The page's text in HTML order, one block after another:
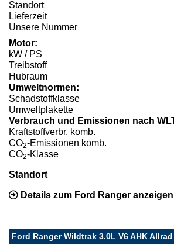
Standort
Lieferzeit
Unsere Nummer
Motor:
kW / PS
Treibstoff
Hubraum
Umweltnormen:
Schadstoffklasse
Umweltplakette
Verbrauch und Emissionen nach
Kraftstoffverbr. komb.
CO2-Emissionen komb.
CO2-Klasse
Standort
Details zum Ford Ranger anzeigen
Ford Ranger Wildtrak 3.0L V6 AHK